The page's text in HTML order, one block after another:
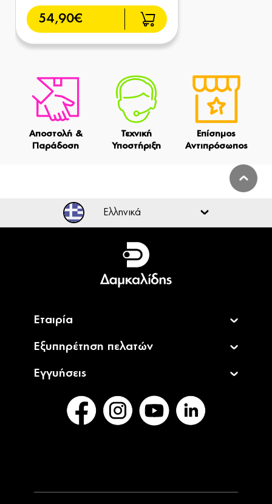
54,90€
Αποστολή &
Παράδοση
Τεχνική
Υποστήριξη
Επίσημος
Αντιπρόσωπος
Ελληνικά
Ελληνικά
English
Εταιρία
Εξυπηρέτηση πελατών
Εγγυήσεις